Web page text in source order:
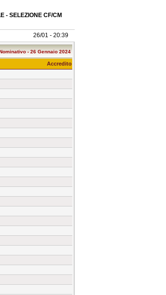
- SELEZIONE CF/CM
26/01 - 20:39
- 26 Gennaio 2024
Accredito